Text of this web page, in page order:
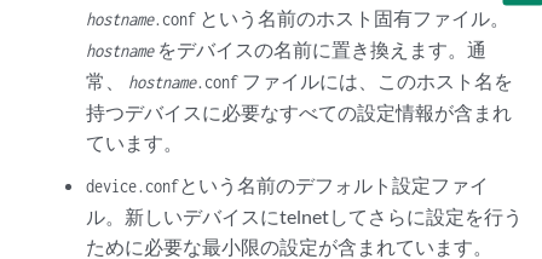
hostname.confという名前のホスト固有ファイル。
hostnameをデバイスの名前に置き換えます。通
常、
hostname.confファイルには、このホスト名を
持つデバイスに必要なすべての設定情報が含まれ
ています。
device.confという名前のデフォルト設定ファイ
ル。新しいデバイスにtelnetしてさらに設定を行う
ために必要な最小限の設定が含まれています。